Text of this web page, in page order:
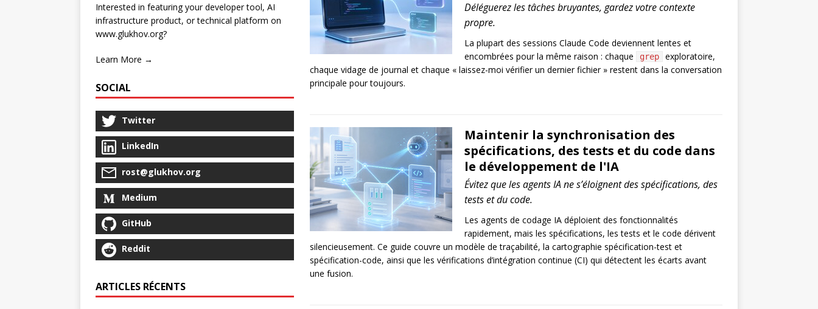
Déléguerez les tâches bruyantes, gardez votre contexte
propre.
La plupart des sessions Claude Code deviennent lentes et
encombrées pour la même raison : chaque
grep
exploratoire,
chaque vidage de journal et chaque « laissez-moi vérifier un dernier fichier » restent dans la conversation
principale pour toujours.
Maintenir la synchronisation des
spécifications, des tests et du code dans
le développement de l'IA
Évitez que les agents IA ne s’éloignent des spécifications, des
tests et du code.
Les agents de codage IA déploient des fonctionnalités
rapidement, mais les spécifications, les tests et le code dérivent
silencieusement. Ce guide couvre un modèle de traçabilité, la cartographie spécification-test et
spécification-code, ainsi que les vérifications d’intégration continue (CI) qui détectent les écarts avant
une fusion.
Interested in featuring your developer tool, AI
infrastructure product, or technical platform on
www.glukhov.org?
Learn More →
SOCIAL
Twitter
LinkedIn
rost@glukhov.org
Medium
GitHub
Reddit
ARTICLES RÉCENTS